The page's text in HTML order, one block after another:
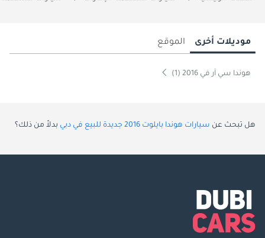
موديلات أخرى الموقع
هوندا سي آر في 2016 (1)
هل تبحث عن سيارات هوندا بايلوت 2016 جديدة للبيع في دبي بدلاً من ذلك؟